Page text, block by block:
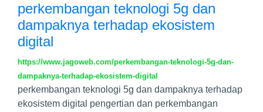
perkembangan teknologi 5g dan
dampaknya terhadap ekosistem
digital
https://www.jagoweb.com/perkembangan-teknologi-5g-dan-
dampaknya-terhadap-ekosistem-digital
perkembangan teknologi 5g dan dampaknya terhadap
ekosistem digital pengertian dan perkembangan